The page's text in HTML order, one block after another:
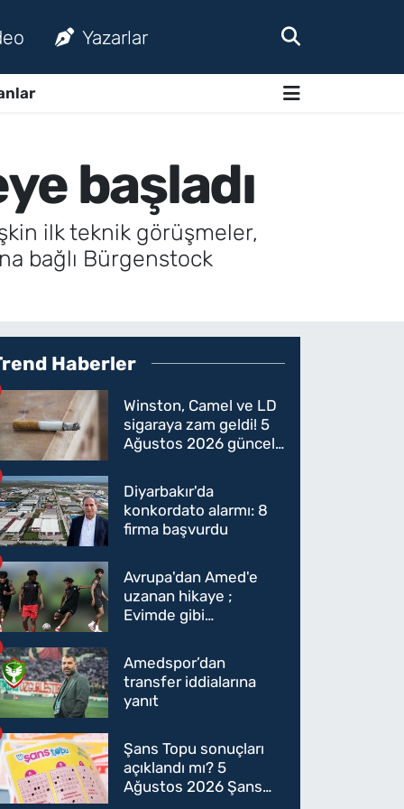
Yazarlar
başladı
ilk teknik görüşmeler,
bağlı Bürgenstock
Haberler
Winston, Camel ve LD
sigaraya zam geldi! 5
Ağustos 2026 güncel
oldu
Diyarbakır'da
konkordato alarmı: 8
firma başvurdu
Avrupa'dan Amed'e
uzanan hikaye ;
Evimde gibi
Amedspor’dan
transfer iddialarına
yanıt
Şans Topu sonuçları
açıklandı mı? 5
Ağustos 2026 Şans